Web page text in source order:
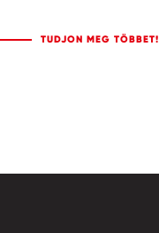
TUDJON MEG TÖBBET!